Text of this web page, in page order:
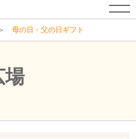
＞ 母の日・父の日ギフト
場